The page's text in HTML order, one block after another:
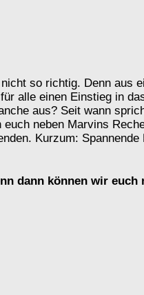
so richtig. Denn aus
alle einen Einstieg in
aus? Seit wann
neben Marvins
Kurzum:
dann können wir